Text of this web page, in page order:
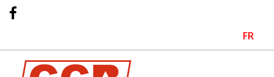
FR